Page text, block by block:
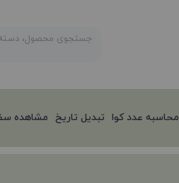
محاسبه عدد کوا تبدیل تاریخ مشاهده